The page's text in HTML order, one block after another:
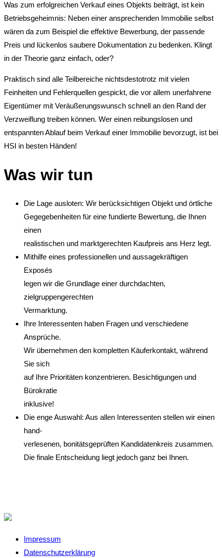
Was zum erfolgreichen Verkauf eines Objekts beiträgt, ist kein
Betriebsgeheimnis: Neben einer ansprechenden Immobilie selbst
wären da zum Beispiel die effektive Bewerbung, der passende
Preis und lückenlos saubere Dokumentation zu bedenken. Klingt
in der Theorie ganz einfach, oder?
Praktisch sind alle Teilbereiche nichtsdestotrotz mit vielen
Feinheiten und Fehlerquellen gespickt, die vor allem unerfahrene
Eigentümer mit Veräußerungswunsch schnell an den Rand der
Verzweiflung treiben können. Wer einen reibungslosen und
entspannten Ablauf beim Verkauf einer Immobilie bevorzugt, ist bei
HSI in besten Händen!
Was wir tun
Die Lage ausloten: Wir berücksichtigen Objekt und örtliche
Gegegebenheiten für eine fundierte Bewertung, die Ihnen
einen
realistischen und marktgerechten Kaufpreis ans Herz legt.
Mithilfe eines professionellen und aussagekräftigen
Exposés
legen wir die Grundlage einer durchdachten,
zielgruppengerechten
Vermarktung.
Ihre Interessenten haben Fragen und verschiedene
Ansprüche.
Wir übernehmen den kompletten Käuferkontakt, während
Sie sich
auf Ihre Prioritäten konzentrieren. Besichtigungen und
Bürokratie
inklusive!
Die enge Auswahl: Aus allen Interessenten stellen wir einen
hand-
verlesenen, bonitätsgeprüften Kandidatenkreis zusammen.
Die finale Entscheidung liegt jedoch ganz bei Ihnen.
Impressum
Datenschutzerklärung